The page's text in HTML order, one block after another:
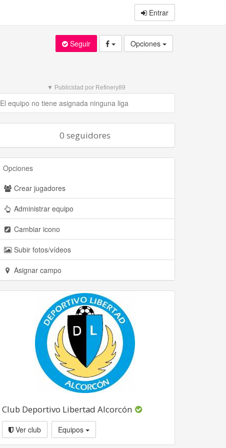
Entrar
Seguir Opciones
▼ Publicidad por Refinery89
El equipo no tiene asignada ninguna liga
0 seguidores
Opciones
Crear jugadores
Administrar equipo
Cambiar icono
Subir fotos/vídeos
Asignar campo
Club Deportivo Libertad Alcorcón
Ver club Equipos